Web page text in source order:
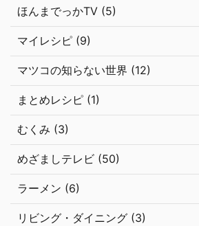
ほんまでっかTV (5)
マイレシピ (9)
マツコの知らない世界 (12)
まとめレシピ (1)
むくみ (3)
めざましテレビ (50)
ラーメン (6)
リビング・ダイニング (3)